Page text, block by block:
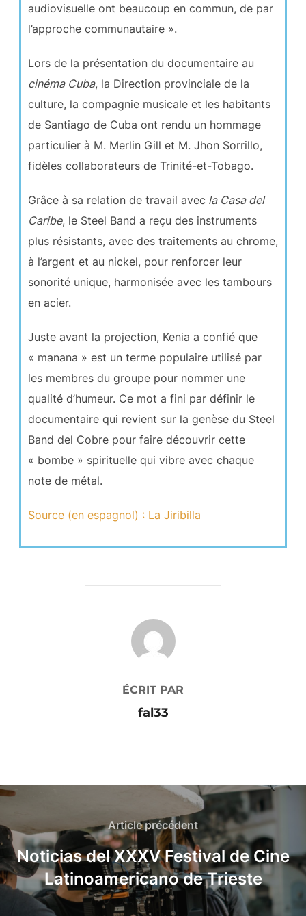
audiovisuelle ont beaucoup en commun, de par
l’approche communautaire ».
Lors de la présentation du documentaire au
cinéma Cuba, la Direction provinciale de la
culture, la compagnie musicale et les habitants
de Santiago de Cuba ont rendu un hommage
particulier à M. Merlin Gill et M. Jhon Sorrillo,
fidèles collaborateurs de Trinité-et-Tobago.
Grâce à sa relation de travail avec la Casa del
Caribe, le Steel Band a reçu des instruments
plus résistants, avec des traitements au chrome,
à l’argent et au nickel, pour renforcer leur
sonorité unique, harmonisée avec les tambours
en acier.
Juste avant la projection, Kenia a confié que
« manana » est un terme populaire utilisé par
les membres du groupe pour nommer une
qualité d’humeur. Ce mot a fini par définir le
documentaire qui revient sur la genèse du Steel
Band del Cobre pour faire découvrir cette
« bombe » spirituelle qui vibre avec chaque
note de métal.
Source (en espagnol) : La Jiribilla
AUTEUR DE LA PUBLICATION
ÉCRIT PAR
fal33
Article précédent
Noticias del XXXV Festival de Cine
Latinoamericano de Trieste